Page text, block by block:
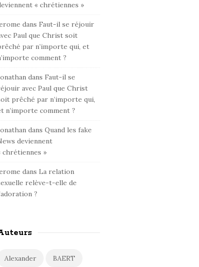
« chrétiennes »
dans Faut-il se réjouir
Paul que Christ soit
par n’importe qui, et
comment ?
dans Faut-il se
avec Paul que Christ
prêché par n’importe qui,
n’importe comment ?
dansQuand les fake
deviennent
chrétiennes »
dans La relation
relève-t-elle de
?
Alexander BAERT